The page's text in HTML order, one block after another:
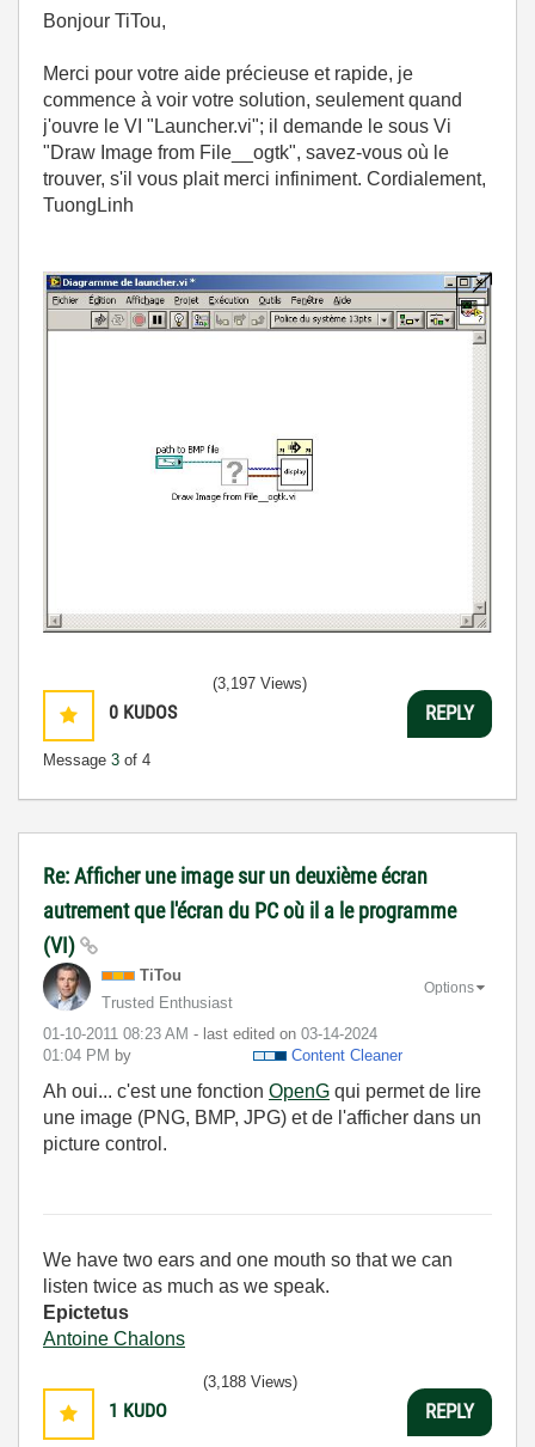
Bonjour TiTou,
Merci pour votre aide précieuse et rapide, je
commence à voir votre solution, seulement quand
j'ouvre le VI "Launcher.vi"; il demande le sous Vi
"Draw Image from File__ogtk", savez-vous où le
trouver, s'il vous plait merci infiniment. Cordialement,
TuongLinh
0 KUDOS
Message 3 of 4
(3,197 Views)
REPLY
Re: Afficher une image sur un deuxième écran
autrement que l'écran du PC où il a le programme
(VI)
TiTou
Trusted Enthusiast
‎01-10-2011 08:23 AM - last edited on ‎03-14-2024
01:04 PM by Content Cleaner
Options
Ah oui... c'est une fonction OpenG qui permet de lire
une image (PNG, BMP, JPG) et de l'afficher dans un
picture control.
We have two ears and one mouth so that we can
listen twice as much as we speak.
Epictetus
Antoine Chalons
1 KUDO
(3,188 Views)
REPLY